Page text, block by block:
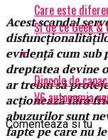
Acest scandal
evidență cum
dreptatea devine
ar trebui să
acționează fără
abuzurilor sunt
fapte pe care nu
Care este
Și de ce Geek
Dincolo de
V6 autonomia
Comenteaza si tu